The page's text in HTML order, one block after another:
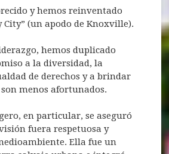
y hemos reinventado
City” (un apodo de Knoxville).
hemos duplicado
a la diversidad, la
de derechos y a brindar
menos afortunados.
en particular, se aseguró
fuera respetuosa y
Ella fue un